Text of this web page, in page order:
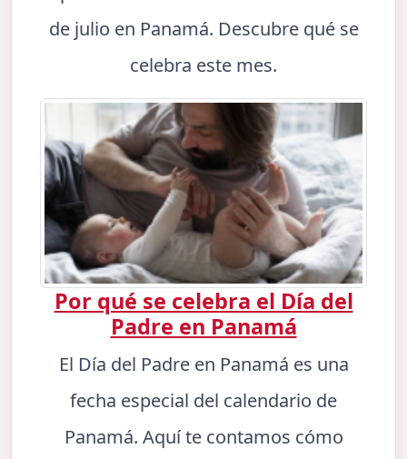
de julio en Panamá. Descubre qué se
celebra este mes.
Por qué se celebra el Día del
Padre en Panamá
El Día del Padre en Panamá es una
fecha especial del calendario de
Panamá. Aquí te contamos cómo